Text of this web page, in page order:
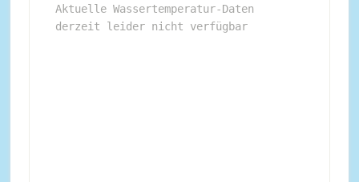
Aktuelle Wassertemperatur-Daten
derzeit leider nicht verfügbar